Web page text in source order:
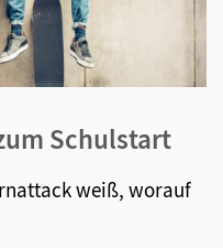
Schulstart
weiß, worauf